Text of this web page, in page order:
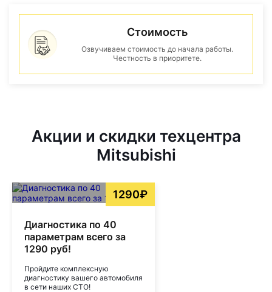
Стоимость
Озвучиваем стоимость до начала работы.
Честность в приоритете.
Акции и скидки техцентра
Mitsubishi
1290₽
Диагностика по 40
параметрам всего за
1290 руб!
Пройдите комплексную
диагностику вашего автомобиля
в сети наших СТО!